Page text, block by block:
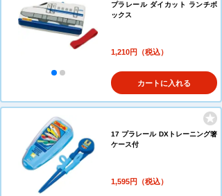
プラレール ダイカット ランチボ
ックス
1,210円（税込）
カートに入れる
17 プラレール DXトレーニング箸
ケース付
1,595円（税込）